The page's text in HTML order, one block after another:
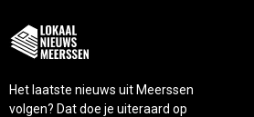
Het laatste nieuws uit Meerssen
volgen? Dat doe je uiteraard op